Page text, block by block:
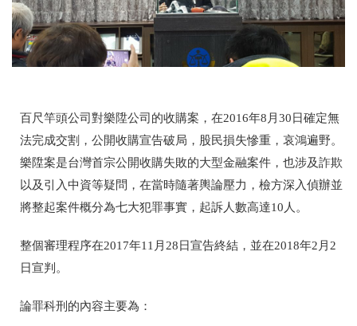
百尺竿頭公司對樂陞公司的收購案，在2016年8月30日確定無
法完成交割，公開收購宣告破局，股民損失慘重，哀鴻遍野。
樂陞案是台灣首宗公開收購失敗的大型金融案件，也涉及詐欺
以及引入中資等疑問，在當時隨著輿論壓力，檢方深入偵辦並
將整起案件概分為七大犯罪事實，起訴人數高達10人。
整個審理程序在2017年11月28日宣告終結，並在2018年2月2
日宣判。
論罪科刑的內容主要為：